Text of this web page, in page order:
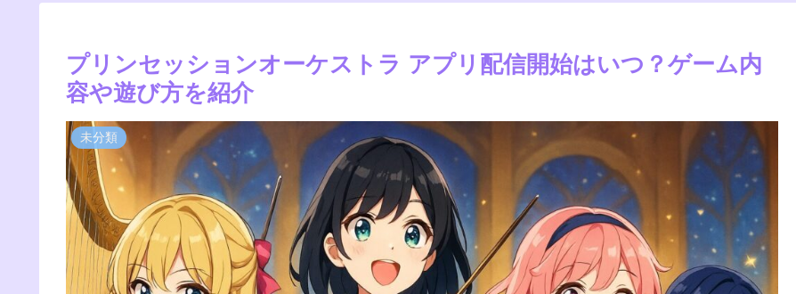
プリンセッションオーケストラ アプリ配信開始はいつ？ゲーム内
容や遊び方を紹介
未分類